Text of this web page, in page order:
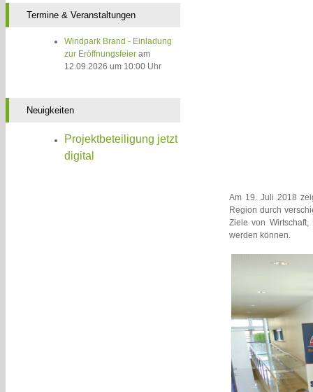
Termine & Veranstaltungen
Windpark Brand - Einladung
zur Eröffnungsfeier am
12.09.2026 um 10:00 Uhr
Neuigkeiten
Projektbeteiligung jetzt
digital
Am 19. Juli 2018
Region durch
Ziele von
werden können.